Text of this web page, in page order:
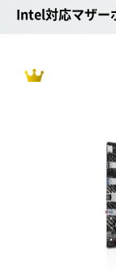
Intel対応マザー